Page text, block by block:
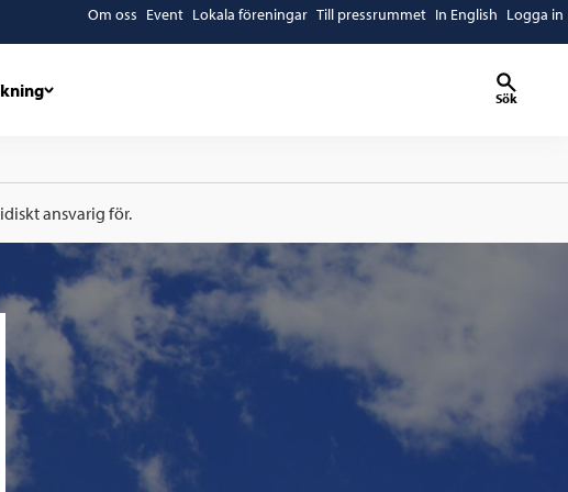
Om oss Event Lokala föreningar Till pressrummet In English Logga in
Sök
ansvarig för.